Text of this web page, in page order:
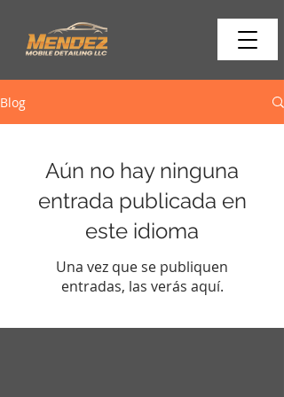
Blog
Aún no hay ninguna
entrada publicada en
este idioma
Una vez que se publiquen
entradas, las verás aquí.